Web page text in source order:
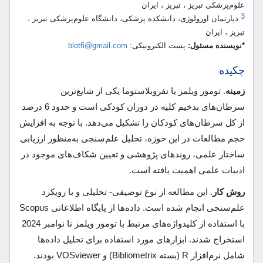
علوم‌پزشکی تبریز ، تبریز ، ایران
3 دپارتمان اورولوژی، دانشکده پزشکی، دانشگاه علوم‌پزشکی تبریز ،
تبریز ، ایران
*نویسنده مسئول: پست الکترونیکی: blotfi@gmail.com
چکیده
زمینه. تومور ویلمز یا نفروبلاستوما یکی از شایع‌ترین
سرطان‌های بدخیم کلیه در دوران کودکی است و حدود 6 درصد
از کل سرطان‌های کودکان را تشکیل می‌دهد. با توجه به افزایش
حجم مطالعات در این حوزه، تحلیل علم‌سنجی به‌منظور ارزیابی
ساختار علمی، روندهای پژوهشی و تعیین شکاف‌های موجود در
ادبیات علمی اهمیت یافته است.
روش کار . این مطالعه از نوع توصیفی- تحلیلی و با رویکرد
علم‌سنجی انجام شده است. داده‌ها از پایگاه اطلاعاتی Scopus
با استفاده از کلیدواژه‌های مرتبط با تومور ویلمز تا نوامبر 2024
استخراج شدند. ابزارهای مورد استفاده برای تحلیل داده‌ها
شامل نرم‌افزار R (بسته Bibliometrix) و VOSviewer بودند.